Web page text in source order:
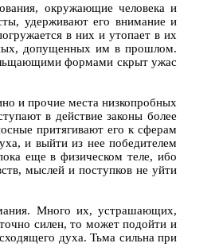
окружающие человека и
удерживают его внимание и
в них и утопает в их
допущенных им в прошлом.
формами скрыт ужас
и прочие места низкопробных
в действие законы более
притягивают его к сферам
и выйти из нее победителем
еще в физическом теле, ибо
мыслей и поступков не уйти
Много их, устрашающих,
силен, то может подойти и
духа. Тьма сильна при